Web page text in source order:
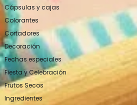
Cápsulas y cajas
Colorantes
Cortadores
Decoración
Fechas especiales
Fiesta y Celebración
Frutos Secos
Ingredientes